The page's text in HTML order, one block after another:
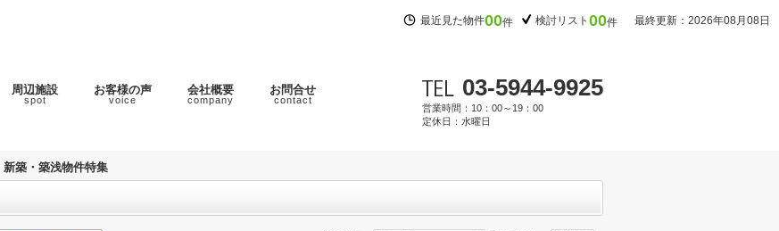
最近見た物件00件 検討リスト 00件 最終更新：2026年08月08日
周辺施設
spot
お客様の声
voice
会社概要
company
お問合せ
contact 03-5944-9925
営業時間：10：00～19：00
定休日：水曜日
新築・築浅物件特集